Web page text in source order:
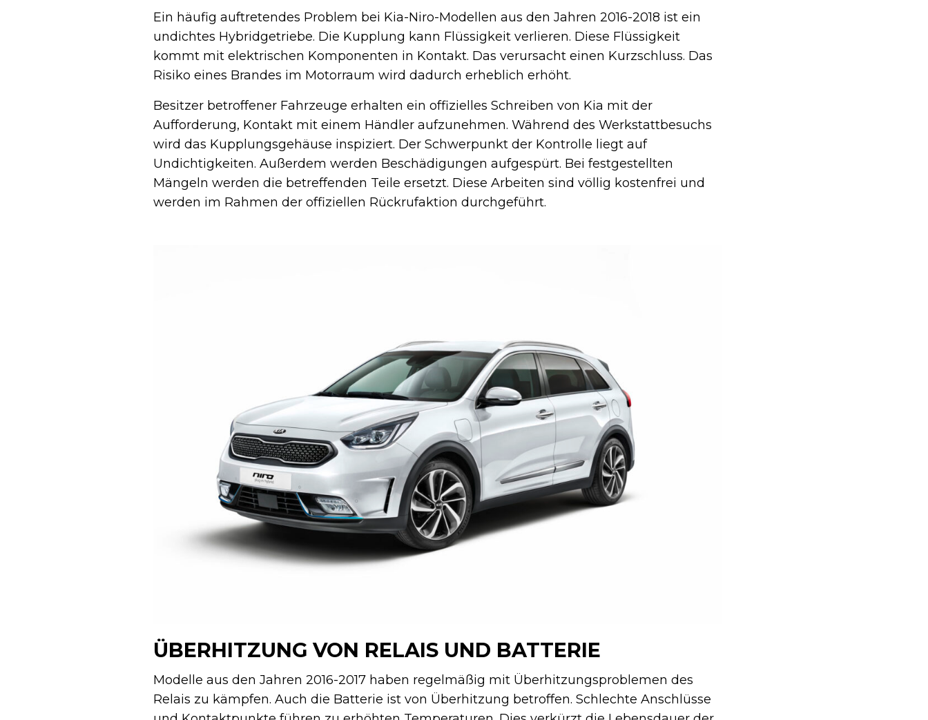
Ein häufig auftretendes Problem bei Kia-Niro-Modellen aus den Jahren 2016-2018 ist ein
undichtes Hybridgetriebe. Die Kupplung kann Flüssigkeit verlieren. Diese Flüssigkeit
kommt mit elektrischen Komponenten in Kontakt. Das verursacht einen Kurzschluss. Das
Risiko eines Brandes im Motorraum wird dadurch erheblich erhöht.
Besitzer betroffener Fahrzeuge erhalten ein offizielles Schreiben von Kia mit der
Aufforderung, Kontakt mit einem Händler aufzunehmen. Während des Werkstattbesuchs
wird das Kupplungsgehäuse inspiziert. Der Schwerpunkt der Kontrolle liegt auf
Undichtigkeiten. Außerdem werden Beschädigungen aufgespürt. Bei festgestellten
Mängeln werden die betreffenden Teile ersetzt. Diese Arbeiten sind völlig kostenfrei und
werden im Rahmen der offiziellen Rückrufaktion durchgeführt.
ÜBERHITZUNG VON RELAIS UND BATTERIE
Modelle aus den Jahren 2016-2017 haben regelmäßig mit Überhitzungsproblemen des
Relais zu kämpfen. Auch die Batterie ist von Überhitzung betroffen. Schlechte Anschlüsse